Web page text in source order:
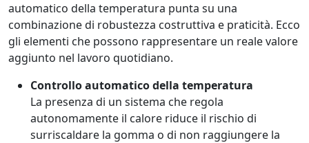
automatico della temperatura punta su una
combinazione di robustezza costruttiva e praticità. Ecco
gli elementi che possono rappresentare un reale valore
aggiunto nel lavoro quotidiano.
Controllo automatico della temperatura
La presenza di un sistema che regola
autonomamente il calore riduce il rischio di
surriscaldare la gomma o di non raggiungere la